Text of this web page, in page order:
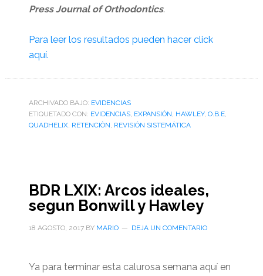
Press Journal of Orthodontics.
Para leer los resultados pueden hacer click
aquí.
ARCHIVADO BAJO: EVIDENCIAS
ETIQUETADO CON: EVIDENCIAS, EXPANSIÓN, HAWLEY, O.B.E,
QUADHELIX, RETENCIÒN, REVISIÓN SISTEMÁTICA
BDR LXIX: Arcos ideales,
segun Bonwill y Hawley
18 AGOSTO, 2017BY MARIO DEJA UN COMENTARIO
Ya para terminar esta calurosa semana aquí en